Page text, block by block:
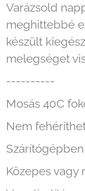
Varázsold
meghittebbé
készült
melegséget
----------
Mosás 40C
Nem
Közepes vagy